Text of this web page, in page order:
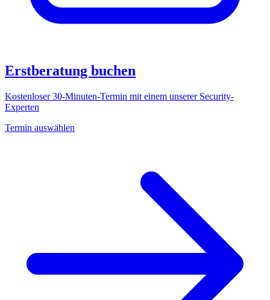
Erstberatung buchen
Kostenloser 30-Minuten-Termin mit einem unserer Security-
Experten
Termin auswählen